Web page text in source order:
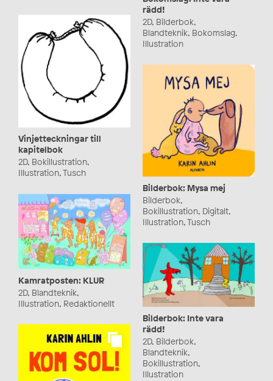
rädd!
2D, Bilderbok,
Blandteknik, Bokomslag,
Illustration
Vinjetteckningar till
kapitelbok
2D, Bokillustration,
Illustration, Tusch
Bilderbok: Mysa mej
Bilderbok,
Bokillustration, Digitalt,
Illustration, Tusch
Kamratposten: KLUR
2D, Blandteknik,
Illustration, Redaktionellt
Bilderbok: Inte vara
rädd!
2D, Bilderbok,
Blandteknik,
Bokillustration,
Illustration